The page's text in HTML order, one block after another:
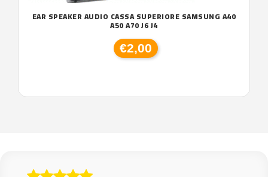
EAR SPEAKER AUDIO CASSA SUPERIORE SAMSUNG A40
A50 A70 J6 J4
€2,00